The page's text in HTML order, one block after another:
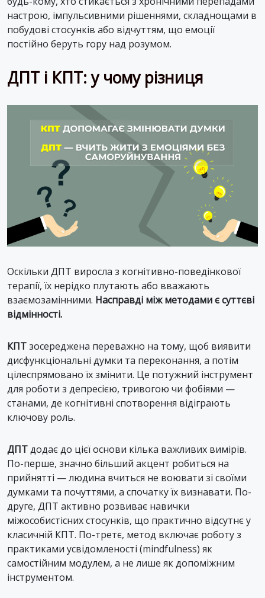
настрою, імпульсивними рішеннями, складнощами в
побудові стосунків або відчуттям, що емоції
постійно беруть гору над розумом.
ДПТ і КПТ: у чому різниця
Оскільки ДПТ виросла з когнітивно-поведінкової
терапії, їх нерідко плутають або вважають
взаємозамінними. Насправді між методами є суттєві
відмінності.
КПТзосереджена переважно на тому, щоб виявити
дисфункціональні думки та переконання, а потім
цілеспрямовано їх змінити. Це потужний інструмент
для роботи з депресією, тривогою чи фобіями —
станами, де когнітивні спотворення відіграють
ключову роль.
ДПТдодає до цієї основи кілька важливих вимірів.
По-перше, значно більший акцент робиться на
прийнятті — людина вчиться не воювати зі своїми
думками та почуттями, а спочатку їх визнавати. По-
друге, ДПТ активно розвиває навички
міжособистісних стосунків, що практично відсутнє у
класичній КПТ. По-третє, метод включає роботу з
практиками усвідомленості (mindfulness) як
самостійним модулем, а не лише як допоміжним
інструментом.